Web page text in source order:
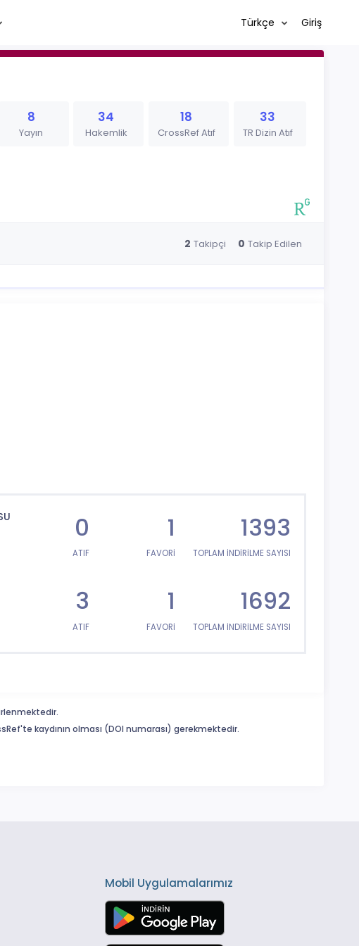
Türkçe Giriş
8
Yayın
34
Hakemlik
18
CrossRef Atıf
33
TR Dizin Atıf
2 Takipçi 0 Takip Edilen
0
ATIF
1
FAVORİ
1393
TOPLAM İNDİRİLME SAYISI
3
ATIF
1
FAVORİ
1692
TOPLAM İNDİRİLME SAYISI
kaydının olması (DOI numarası) gerekmektedir.
Mobil Uygulamalarımız